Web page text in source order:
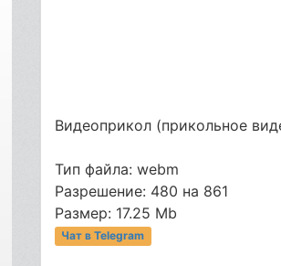
Видеоприкол (прикольное
Тип файла: webm
Разрешение: 480 на 861
Размер: 17.25 Mb
Чат в Telegram